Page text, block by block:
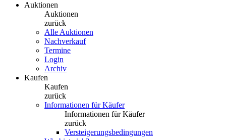
Auktionen
Auktionen
zurück
Alle Auktionen
Nachverkauf
Termine
Login
Archiv
Kaufen
Kaufen
zurück
Informationen für Käufer
Informationen für Käufer
zurück
Versteigerungsbedingungen